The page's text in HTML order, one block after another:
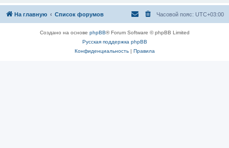
На главную Список форумов Часовой пояс: UTC+03:00
Создано на основе phpBB® Forum Software © phpBB Limited
Русская поддержка phpBB
Конфиденциальность| Правила